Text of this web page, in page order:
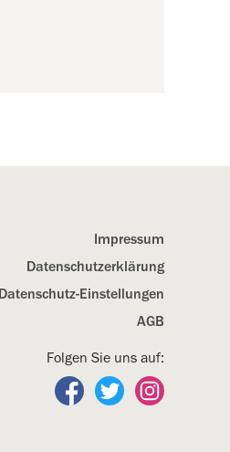
Impressum
Datenschutz­erklärung
Datenschutz-Einstellungen
AGB
Folgen Sie uns auf:
Folgen Sie uns auf
Folgen Sie uns